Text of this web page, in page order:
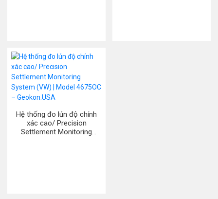
Hệ thống đo lún độ chính
xác cao/ Precision
Settlement Monitoring